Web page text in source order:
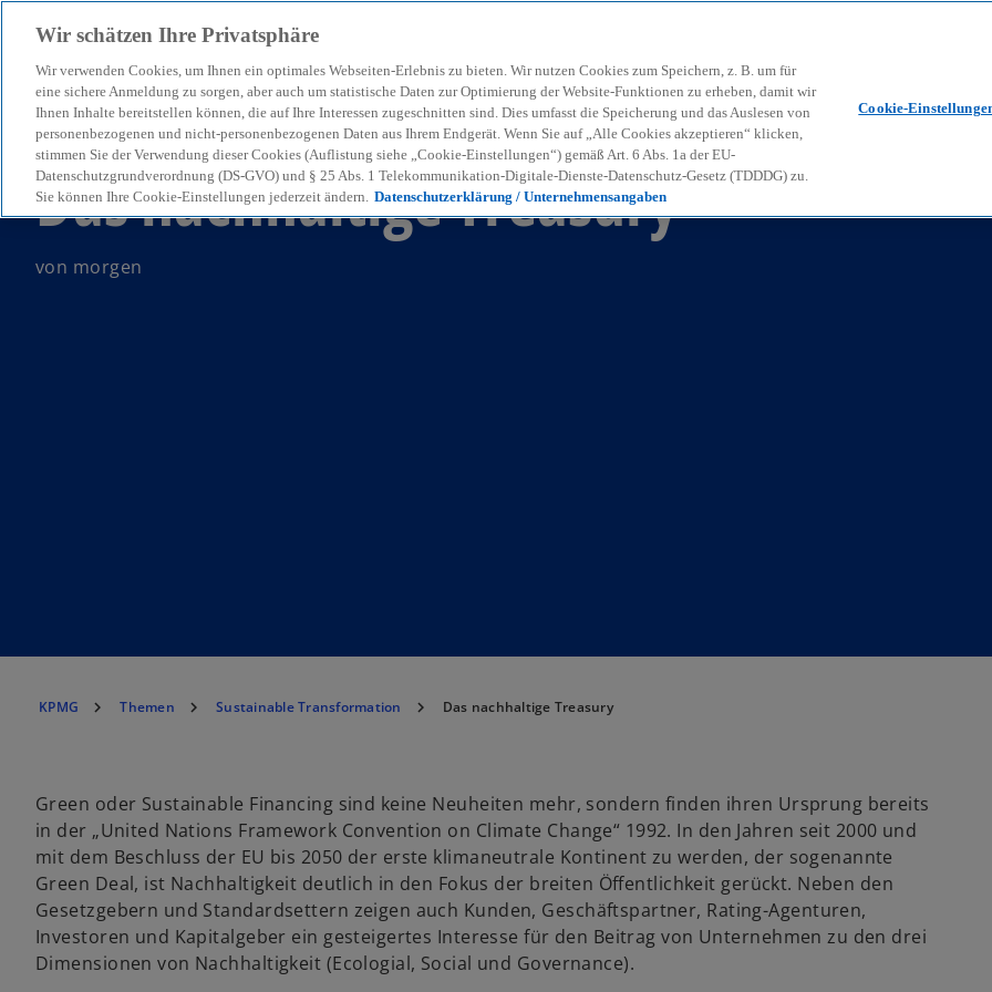
menu
Das nachhaltige Treasury
von morgen
KPMG Themen Sustainable Transformation Das nachhaltige Treasury
Green oder Sustainable Financing sind keine Neuheiten mehr, sondern finden ihren Ursprung bereits
in der „United Nations Framework Convention on Climate Change“ 1992. In den Jahren seit 2000 und
mit dem Beschluss der EU bis 2050 der erste klimaneutrale Kontinent zu werden, der sogenannte
Green Deal, ist Nachhaltigkeit deutlich in den Fokus der breiten Öffentlichkeit gerückt. Neben den
Gesetzgebern und Standardsettern zeigen auch Kunden, Geschäftspartner, Rating-Agenturen,
Investoren und Kapitalgeber ein gesteigertes Interesse für den Beitrag von Unternehmen zu den drei
Dimensionen von Nachhaltigkeit (Ecologial, Social und Governance).
Wir schätzen Ihre Privatsphäre
Wir verwenden Cookies, um Ihnen ein optimales Webseiten-Erlebnis zu bieten. Wir nutzen Cookies zum Speichern, z. B. um für
eine sichere Anmeldung zu sorgen, aber auch um statistische Daten zur Optimierung der Website-Funktionen zu erheben, damit wir
Ihnen Inhalte bereitstellen können, die auf Ihre Interessen zugeschnitten sind. Dies umfasst die Speicherung und das Auslesen von
personenbezogenen und nicht-personenbezogenen Daten aus Ihrem Endgerät. Wenn Sie auf „Alle Cookies akzeptieren“ klicken,
stimmen Sie der Verwendung dieser Cookies (Auflistung siehe „Cookie-Einstellungen“) gemäß Art. 6 Abs. 1a der EU-
Datenschutzgrundverordnung (DS-GVO) und § 25 Abs. 1 Telekommunikation-Digitale-Dienste-Datenschutz-Gesetz (TDDDG) zu.
Sie können Ihre Cookie-Einstellungen jederzeit ändern. Datenschutzerklärung / Unternehmensangaben
Cookie-